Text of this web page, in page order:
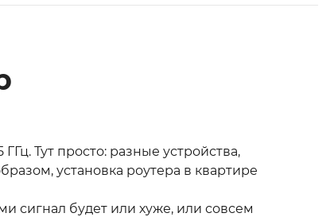
Тут просто: разные устройства,
установка роутера в квартире
сигнал будет или хуже, или совсем